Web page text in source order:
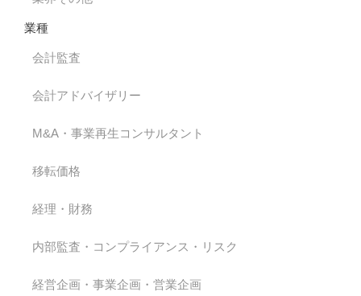
業種
会計監査
会計アドバイザリー
M&A・事業再生コンサルタント
移転価格
経理・財務
内部監査・コンプライアンス・リスク
経営企画・事業企画・営業企画